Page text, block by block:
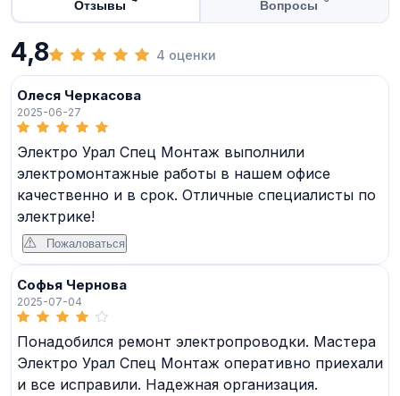
Отзывы Вопросы
4,8 4 оценки
Олеся Черкасова
2025-06-27
Электро Урал Спец Монтаж выполнили
электромонтажные работы в нашем офисе
качественно и в срок. Отличные специалисты по
электрике!
Пожаловаться
Софья Чернова
2025-07-04
Понадобился ремонт электропроводки. Мастера
Электро Урал Спец Монтаж оперативно приехали
и все исправили. Надежная организация.